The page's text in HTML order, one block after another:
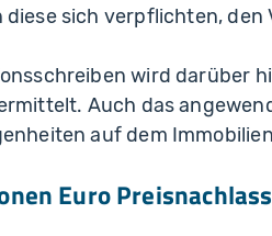
sich verpflichten, den
wird darüber
Auch das
auf dem
Euro